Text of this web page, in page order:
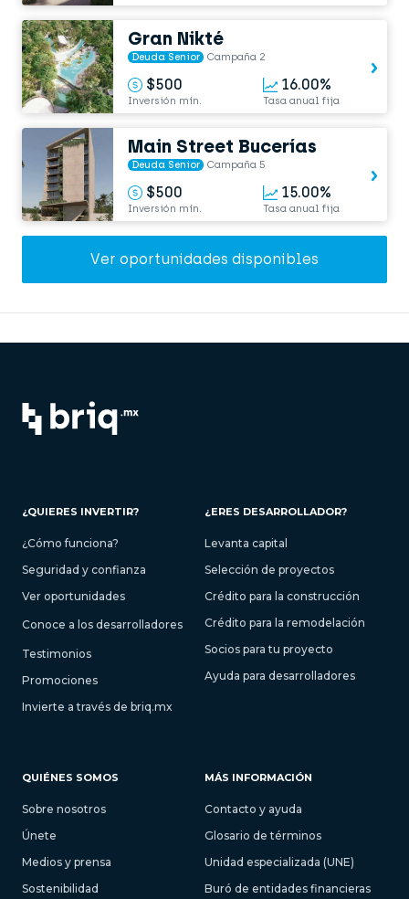
Gran Nikté
Deuda Senior Campaña 2
$500
Inversión mín.
16.00%
Tasa anual fija
Main Street Bucerías
Deuda Senior Campaña 5
$500
Inversión mín.
15.00%
Tasa anual fija
Ver oportunidades disponibles
¿QUIERES INVERTIR?
¿Cómo funciona?
Seguridad y confianza
Ver oportunidades
Conoce a los desarrolladores
Testimonios
Promociones
Invierte a través de briq.mx
¿ERES DESARROLLADOR?
Levanta capital
Selección de proyectos
Crédito para la construcción
Crédito para la remodelación
Socios para tu proyecto
Ayuda para desarrolladores
QUIÉNES SOMOS
Sobre nosotros
Únete
Medios y prensa
Sostenibilidad
MÁS INFORMACIÓN
Contacto y ayuda
Glosario de términos
Unidad especializada (UNE)
Buró de entidades financieras